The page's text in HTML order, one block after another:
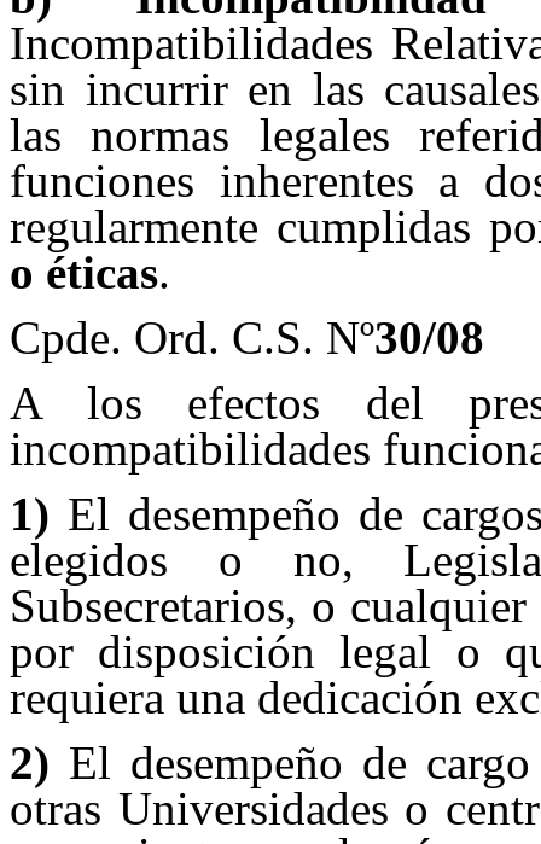
Incompatibilidades
sin incurrir en las
las normas legales
funciones inherentes a
regularmente cumplidas
o éticas.
Cpde. Ord. C.S. Nº30/08
A los efectos del
incompatibilidades
1) El desempeño de
elegidos o no,
Subsecretarios, o
por disposición legal o
requiera una dedicación
2) El desempeño de
otras Universidades o